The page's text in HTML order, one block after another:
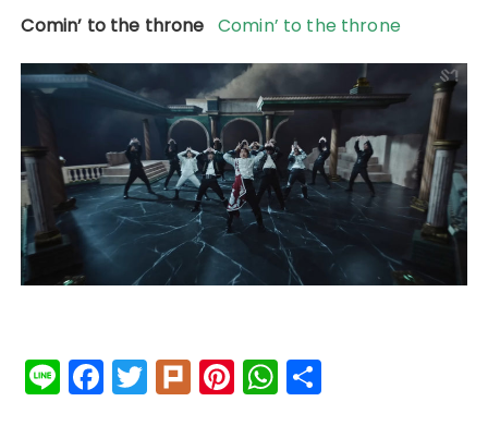
Comin’ to the throne Comin’ to the throne
Li
n
F
a
T
w
Pl
ur
Pi
n
W
h